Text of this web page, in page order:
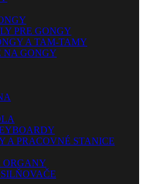
PRE GONGY
A TAM-TAMY
NA GONGY
A PRACOVNÉ STANICE
ORGANY